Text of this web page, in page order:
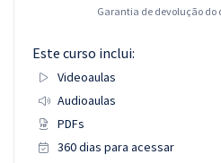
Garantia de devolução do
Este curso inclui:
Videoaulas
Audioaulas
PDFs
360 dias para acessar